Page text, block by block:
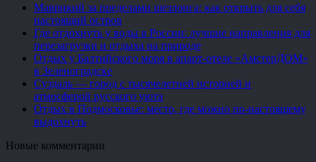
Маврикий за пределами шезлонга: как открыть для себя
настоящий остров
Где отдохнуть у воды в России: лучшие направления для
перезагрузки и отдыха на природе
Отдых у Балтийского моря в апарт-отеле «АмстерДОМ»
в Зеленоградске
Суздаль — город с тысячелетней историей и
атмосферой русского уюта
Отдых в Подмосковье: место, где можно по-настоящему
выдохнуть
Новые комментарии